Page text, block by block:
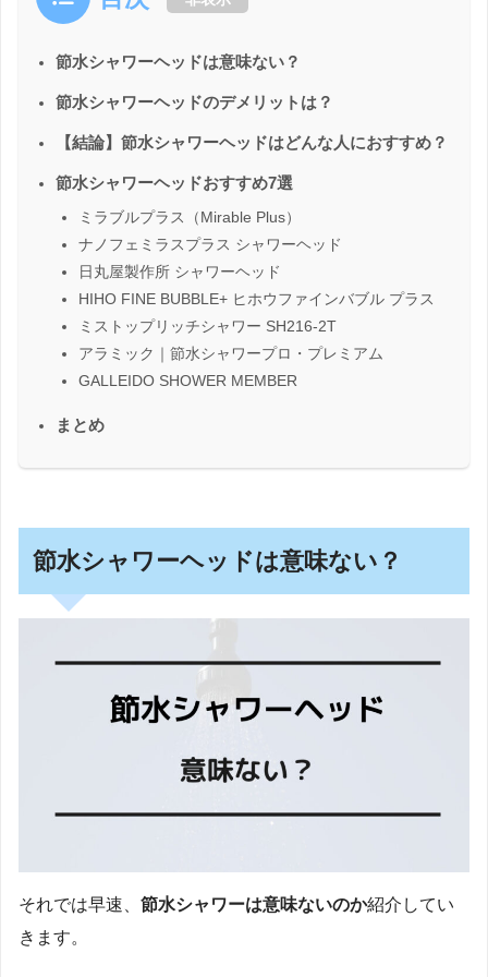
節水シャワーヘッドは意味ない？
節水シャワーヘッドのデメリットは？
【結論】節水シャワーヘッドはどんな人におすすめ？
節水シャワーヘッドおすすめ7選
ミラブルプラス（Mirable Plus）
ナノフェミラスプラス シャワーヘッド
日丸屋製作所 シャワーヘッド
HIHO FINE BUBBLE+ ヒホウファインバブル プラス
ミストップリッチシャワー SH216-2T
アラミック｜節水シャワープロ・プレミアム
GALLEIDO SHOWER MEMBER
まとめ
節水シャワーヘッドは意味ない？
それでは早速、 節水シャワーは意味ないのか紹介してい
きます。